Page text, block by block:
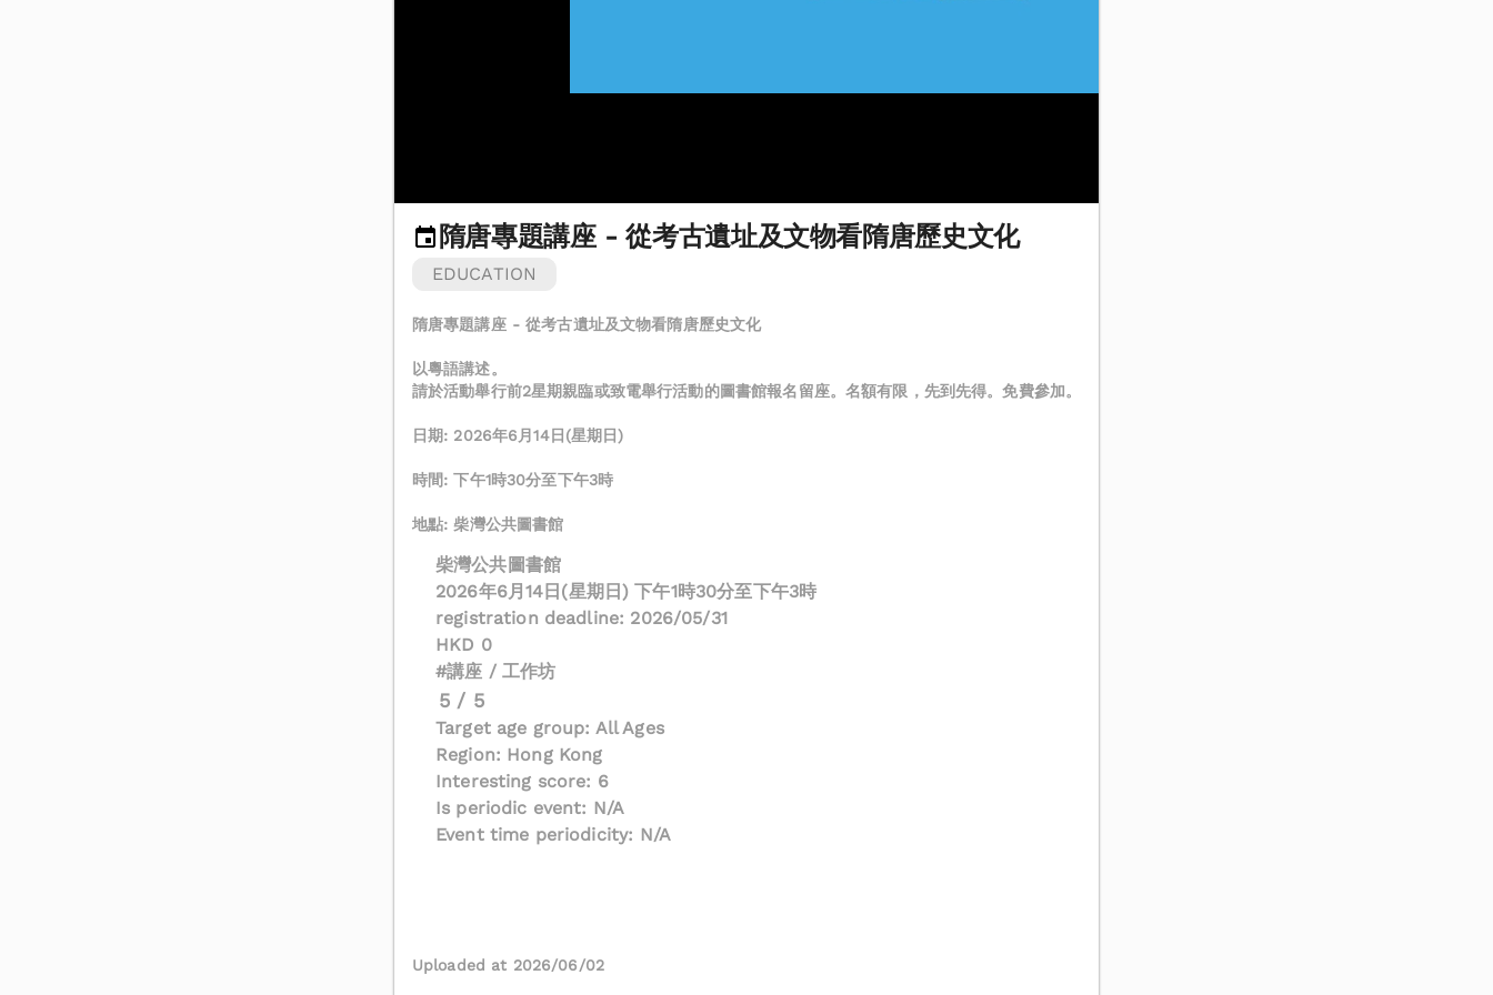
隋唐專題講座 - 從考古遺址及文物看隋唐歷史文化
EDUCATION
隋唐專題講座 - 從考古遺址及文物看隋唐歷史文化
以粵語講述。
請於活動舉行前2星期親臨或致電舉行活動的圖書館報名留座。名額有限，先到先得。免費參加。
日期: 2026年6月14日(星期日)
時間: 下午1時30分至下午3時
地點: 柴灣公共圖書館
柴灣公共圖書館
2026年6月14日(星期日) 下午1時30分至下午3時
registration deadline: 2026/05/31
HKD 0
#講座 / 工作坊
5 / 5
Target age group: All Ages
Region: Hong Kong
Interesting score: 6
Is periodic event: N/A
Event time periodicity: N/A
Uploaded at 2026/06/02